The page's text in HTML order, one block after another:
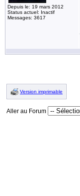
Depuis le: 19 mars 2012
Status actuel: Inactif
Messages: 3617
Version imprimable
Aller au Forum